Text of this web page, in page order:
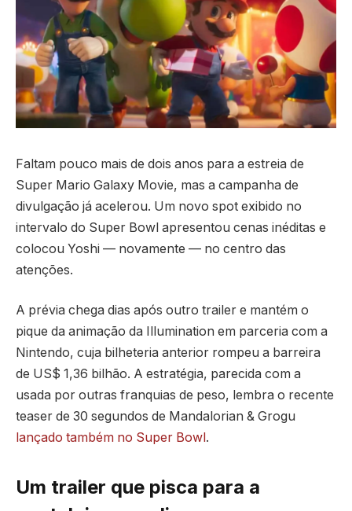
Faltam pouco mais de dois anos para a estreia de
Super Mario Galaxy Movie, mas a campanha de
divulgação já acelerou. Um novo spot exibido no
intervalo do Super Bowl apresentou cenas inéditas e
colocou Yoshi — novamente — no centro das
atenções.
A prévia chega dias após outro trailer e mantém o
pique da animação da Illumination em parceria com a
Nintendo, cuja bilheteria anterior rompeu a barreira
de US$ 1,36 bilhão. A estratégia, parecida com a
usada por outras franquias de peso, lembra o recente
teaser de 30 segundos de Mandalorian & Grogu
lançado também no Super Bowl .
Um trailer que pisca para a